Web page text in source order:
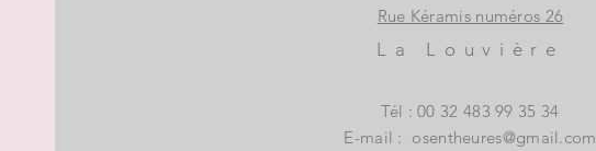
Rue Kéramis numéros 26
La Louvière
Tél : 00 32 483 99 35 34
E-mail : osentheures@gmail.com